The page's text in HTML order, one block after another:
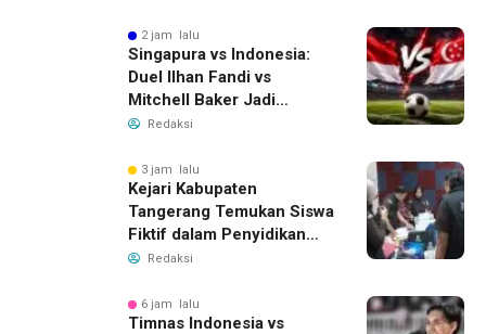
2 jam lalu
Singapura vs Indonesia:
Duel Ilhan Fandi vs
Mitchell Baker Jadi
Sorotan di Piala AFF 2026
Redaksi
3 jam lalu
Kejari Kabupaten
Tangerang Temukan Siswa
Fiktif dalam Penyidikan
Dana BOP PKBM
Redaksi
6 jam lalu
Timnas Indonesia vs